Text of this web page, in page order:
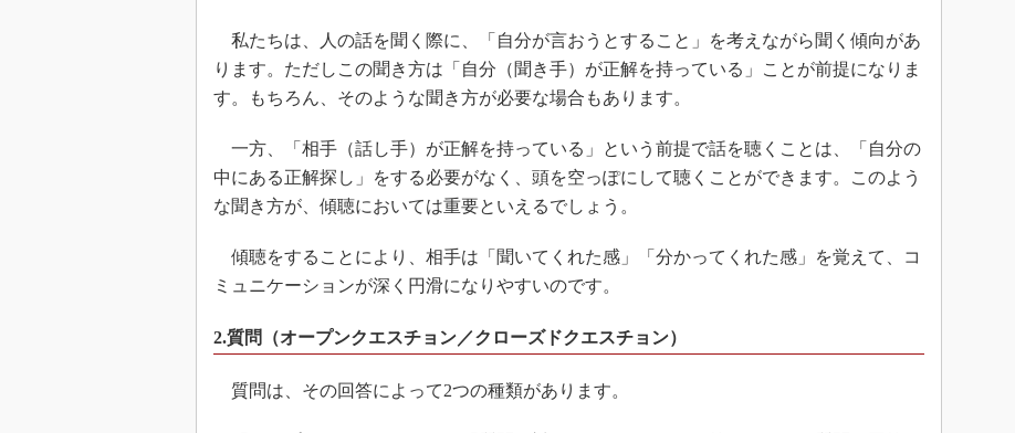
私たちは、人の話を聞く際に、「自分が言おうとすること」を考えながら聞く傾向があ
ります。ただしこの聞き方は「自分（聞き手）が正解を持っている」ことが前提になりま
す。もちろん、そのような聞き方が必要な場合もあります。
一方、「相手（話し手）が正解を持っている」という前提で話を聴くことは、「自分の
中にある正解探し」をする必要がなく、頭を空っぽにして聴くことができます。このよう
な聞き方が、傾聴においては重要といえるでしょう。
傾聴をすることにより、相手は「聞いてくれた感」「分かってくれた感」を覚えて、コ
ミュニケーションが深く円滑になりやすいのです。
2.質問（オープンクエスチョン／クローズドクエスチョン）
質問は、その回答によって2つの種類があります。